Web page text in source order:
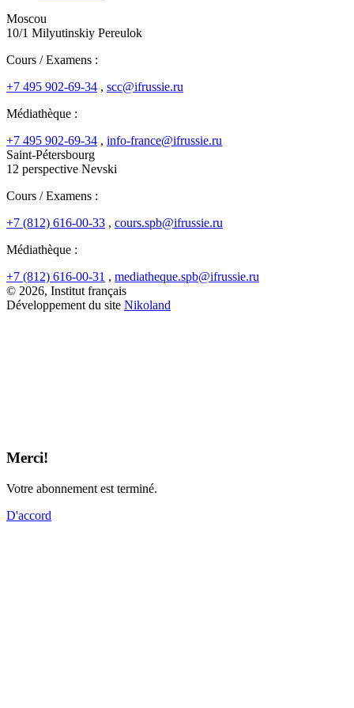
Moscou
10/1 Milyutinskiy Pereulok
Cours / Examens :
+7 495 902-69-34 , scc@ifrussie.ru
Médiathèque :
+7 495 902-69-34 , info-france@ifrussie.ru
Saint-Pétersbourg
12 perspective Nevski
Cours / Examens :
+7 (812) 616-00-33 , cours.spb@ifrussie.ru
Médiathèque :
+7 (812) 616-00-31 , mediatheque.spb@ifrussie.ru
© 2026, Institut français
Développement du site Nikoland
Merci!
Votre abonnement est terminé.
D'accord